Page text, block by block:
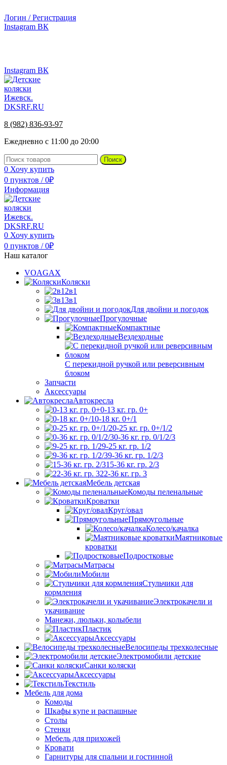
Логин / Регистрация
Instagram ВК
Instagram ВК
8 (982) 836-93-97
Ежедневно с 11:00 до 20:00
Поиск
0 Хочу купить
0 пунктов / 0₽
Информация
0 Хочу купить
0 пунктов / 0₽
Наш каталог
VOAGAX
Коляски
2в1
3в1
Для двойни и погодок
Прогулочные
Компактные
Вездеходные
С перекидной ручкой или реверсивным
блоком
Запчасти
Аксессуары
Автокресла
0-13 кг. гр. 0+
0-18 кг. 0+/1
0-25 кг. гр. 0+/1/2
0-36 кг. гр. 0/1/2/3
9-25 кг. гр. 1/2
9-36 кг. гр. 1/2/3
15-36 кг. гр. 2/3
22-36 кг. гр. 3
Мебель детская
Комоды пеленальные
Кроватки
Круг/овал
Прямоугольные
Колесо/качалка
Маятниковые
кроватки
Подростковые
Матрасы
Мобили
Стульчики для
кормления
Электрокачели и
укачивание
Манежи, люльки, колыбели
Пластик
Аксессуары
Велосипеды трехколесные
Электромобили детские
Санки коляски
Аксессуары
Текстиль
Мебель для дома
Комоды
Шкафы купе и распашные
Столы
Стенки
Мебель для прихожей
Кровати
Гарнитуры для спальни и гостинной